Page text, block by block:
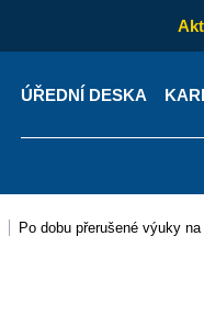
ÚŘEDNÍ DESKA
Úřední
Po dobu přerušené výuky